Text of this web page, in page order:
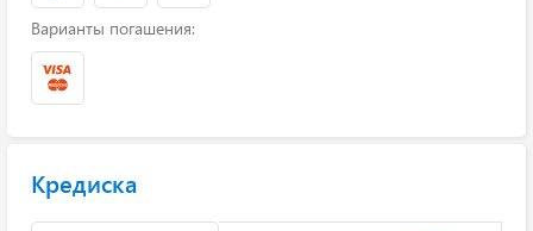
Варианты погашения:
Кредиска